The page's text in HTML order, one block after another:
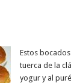
Estos
tuerca de la
yogur y al